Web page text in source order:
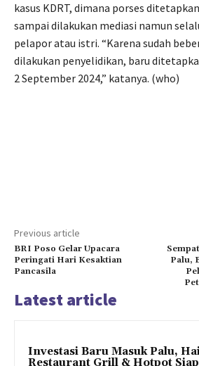
kasus KDRT, dimana porses
sampai dilakukan mediasi namun
pelapor atau istri. “Karena sudah
dilakukan penyelidikan, baru
2 September 2024,” katanya. (who)
Previous article
BRI Poso Gelar Upacara
Peringati Hari Kesaktian
Pancasila
Palu,
Latest article
Investasi Baru Masuk Palu,
Restaurant Grill & Hotpot Siap